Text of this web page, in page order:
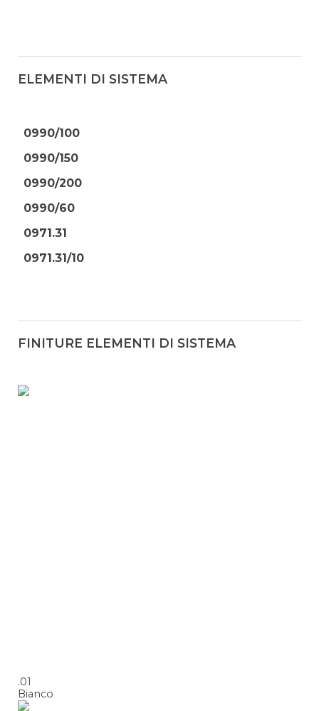
ELEMENTI DI SISTEMA
0990/100
0990/150
0990/200
0990/60
0971.31
0971.31/10
FINITURE ELEMENTI DI SISTEMA
.01
Bianco